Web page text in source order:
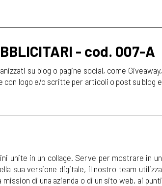
- cod. 007-A
su blog o pagine social, come Giveaway,
con logo e/o scritte per articoli o post su blog e
unite in un collage. Serve per mostrare in un
sua versione digitale, il nostro team utilizza
di una azienda o di un sito web, ai punti